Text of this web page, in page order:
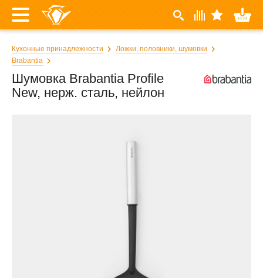
Кухонные принадлежности
Ложки, половники, шумовки
Brabantia
Шумовка Brabantia Profile
New, нерж. сталь, нейлон